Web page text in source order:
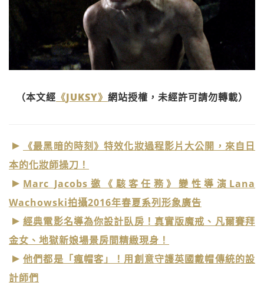
（本文經 《JUKSY》 網站授權，未經許可請勿轉載）
《最黑暗的時刻》特效化妝過程影片大公開，來自日
本的化妝師操刀！
Marc Jacobs邀《駭客任務》變性導演Lana
Wachowski拍攝2016年春夏系列形象廣告
經典電影名導為你設計臥房！真實版魔戒、凡爾賽拜
金女、地獄新娘場景房間精緻現身！
他們都是「瘋帽客」！用創意守護英國戴帽傳統的設
計師們